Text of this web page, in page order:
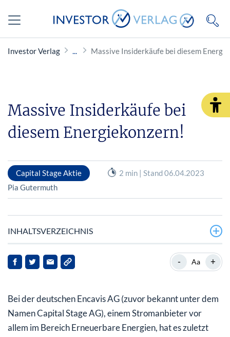
Investor Verlag Massive Insiderkäufe bei diesem
Massive Insiderkäufe bei
diesem Energiekonzern!
Capital Stage Aktie
2 min | Stand 06.04.2023
Pia Gutermuth
INHALTSVERZEICHNIS
Über 3 Mrd. Euro an Insiderkäufen
Übertriebener Kurssturz?
Analystenmeinungen zu Encavis
- Aa +
Bei der deutschen Encavis AG (zuvor bekannt unter dem
Namen Capital Stage AG), einem Stromanbieter vor
allem im Bereich Erneuerbare Energien, hat es zuletzt